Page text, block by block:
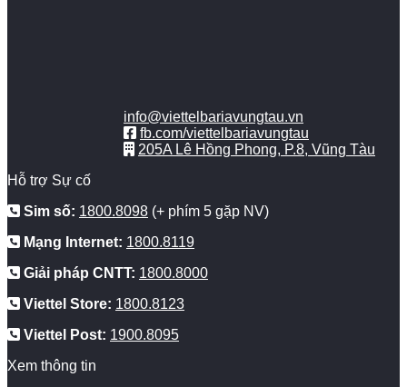
info@viettelbariavungtau.vn
fb.com/viettelbariavungtau
205A Lê Hồng Phong, P.8, Vũng Tàu
Hỗ trợ Sự cố
Sim số: 1800.8098 (+ phím 5 gặp NV)
Mạng Internet: 1800.8119
Giải pháp CNTT: 1800.8000
Viettel Store: 1800.8123
Viettel Post: 1900.8095
Xem thông tin